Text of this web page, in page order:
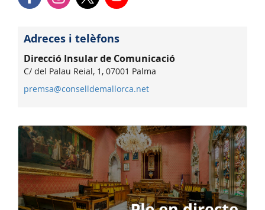
Adreces i telèfons
Direcció Insular de Comunicació
C/ del Palau Reial, 1, 07001 Palma
premsa@conselldemallorca.net